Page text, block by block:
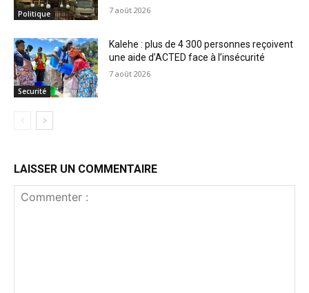
Politique 7 août 2026
Securité
Kalehe : plus de 4 300 personnes reçoivent
une aide d’ACTED face à l’insécurité
7 août 2026
LAISSER UN COMMENTAIRE